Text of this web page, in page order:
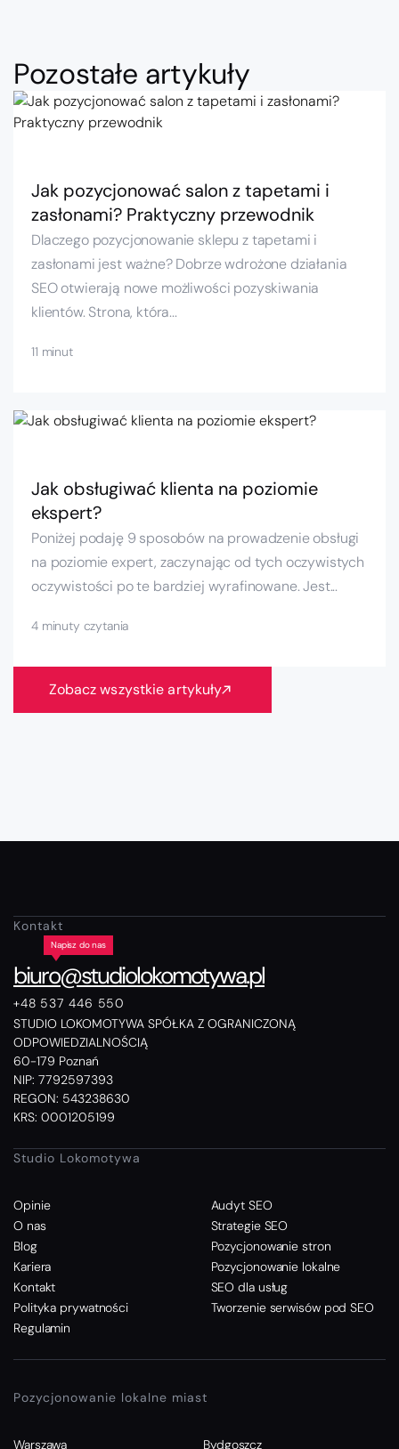
Pozostałe artykuły
Jak pozycjonować salon z tapetami i
zasłonami? Praktyczny przewodnik
Dlaczego pozycjonowanie sklepu z tapetami i
zasłonami jest ważne? Dobrze wdrożone działania
SEO otwierają nowe możliwości pozyskiwania
klientów. Strona, która...
11 minut
Jak obsługiwać klienta na poziomie
ekspert?
Poniżej podaję 9 sposobów na prowadzenie obsługi
na poziomie expert, zaczynając od tych oczywistych
oczywistości po te bardziej wyrafinowane. Jest...
4 minuty czytania
Zobacz wszystkie artykuły
Kontakt
biuro@studiolokomotywa.pl
+48 537 446 550
STUDIO LOKOMOTYWA SPÓŁKA Z OGRANICZONĄ
ODPOWIEDZIALNOŚCIĄ
60-179 Poznań
NIP: 7792597393
REGON: 543238630
KRS: 0001205199
Studio Lokomotywa
Opinie
O nas
Blog
Kariera
Kontakt
Polityka prywatności
Regulamin
Audyt SEO
Strategie SEO
Pozycjonowanie stron
Pozycjonowanie lokalne
SEO dla usług
Tworzenie serwisów pod SEO
Pozycjonowanie lokalne miast
Warszawa Bydgoszcz